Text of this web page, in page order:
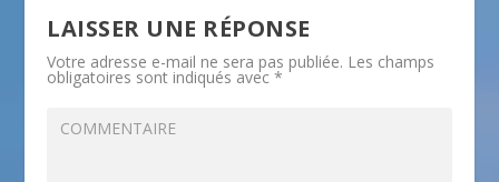
LAISSER UNE RÉPONSE
Votre adresse e-mail ne sera pas publiée. Les champs
obligatoires sont indiqués avec*